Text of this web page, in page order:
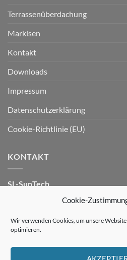
Cookie-
Wir verwenden Cookies, um unsere
optimieren.
Terrassenüberdachung
Markisen
Kontakt
Downloads
Impressum
Datenschutzerklärung
Cookie-Richtlinie (EU)
KONTAKT
SL-SunTech
An der Windflöte 7
Telefon: 05209 / 91 68 50
Fax: 05209 / 91 68 51